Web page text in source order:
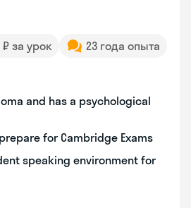
₽ за урок
23 года опыта
and has a psychological
for Cambridge Exams
speaking environment for